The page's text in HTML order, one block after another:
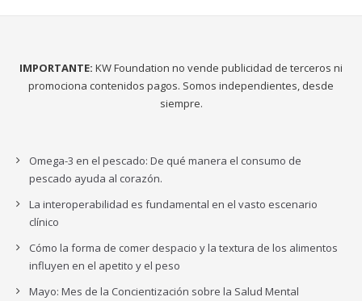
IMPORTANTE: KW Foundation no vende publicidad de terceros ni
promociona contenidos pagos. Somos independientes, desde
siempre.
Omega-3 en el pescado: De qué manera el consumo de
pescado ayuda al corazón.
La interoperabilidad es fundamental en el vasto escenario
clínico
Cómo la forma de comer despacio y la textura de los alimentos
influyen en el apetito y el peso
Mayo: Mes de la Concientización sobre la Salud Mental